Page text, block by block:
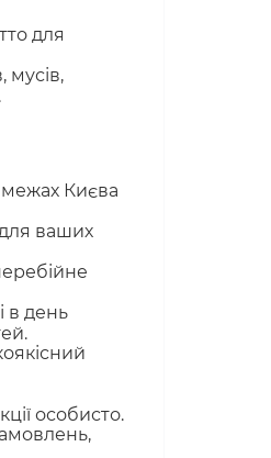
для
мусів,
Києва
ваших
в день
особисто.